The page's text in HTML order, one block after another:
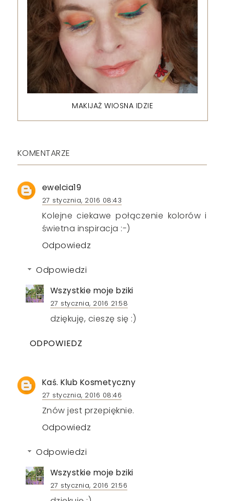
MAKIJAŻ WIOSNA IDZIE
KOMENTARZE
ewelcia19
27 stycznia, 2016 08:43
Kolejne ciekawe połączenie kolorów i
świetna inspiracja :-)
Odpowiedz
Odpowiedzi
Wszystkie moje bziki
27 stycznia, 2016 21:58
dziękuję, cieszę się :)
ODPOWIEDZ
Kaś. Klub Kosmetyczny
27 stycznia, 2016 08:46
Znów jest przepięknie.
Odpowiedz
Odpowiedzi
Wszystkie moje bziki
27 stycznia, 2016 21:56